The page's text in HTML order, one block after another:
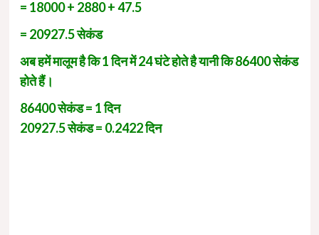
= 18000 + 2880 + 47.5
= 20927.5 सेकंड
अब हमें मालूम है कि 1 दिन में 24 घंटे होते है यानी कि 86400 सेकंड
होते हैं।
86400 सेकंड = 1 दिन
20927.5 सेकंड = 0.2422 दिन